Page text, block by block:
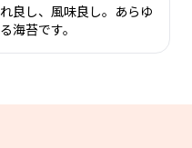
良し、風味良し。あらゆ
海苔です。